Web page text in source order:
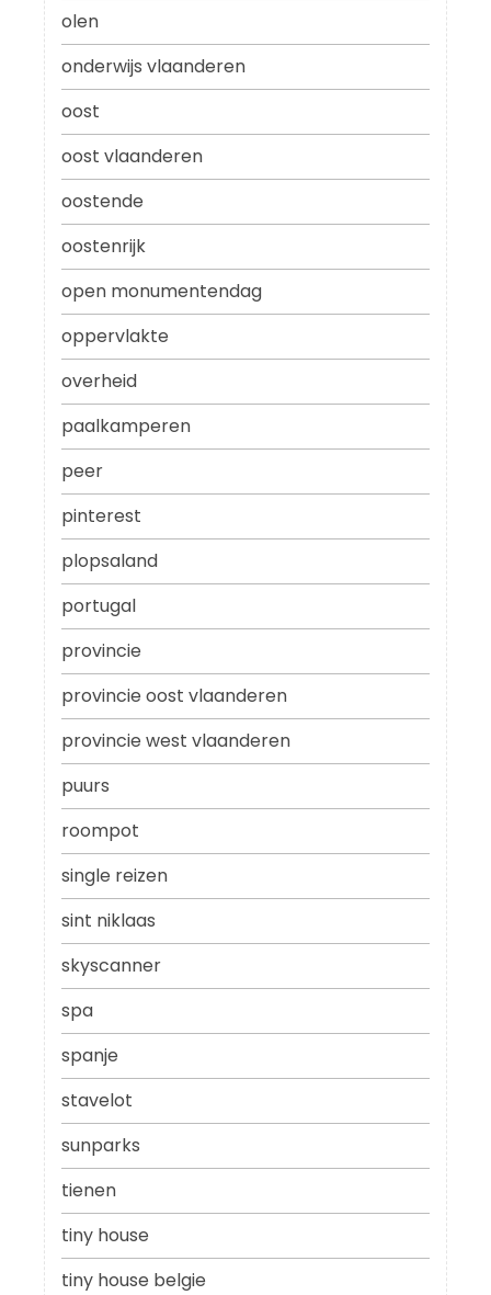
olen
onderwijs vlaanderen
oost
oost vlaanderen
oostende
oostenrijk
open monumentendag
oppervlakte
overheid
paalkamperen
peer
pinterest
plopsaland
portugal
provincie
provincie oost vlaanderen
provincie west vlaanderen
puurs
roompot
single reizen
sint niklaas
skyscanner
spa
spanje
stavelot
sunparks
tienen
tiny house
tiny house belgie